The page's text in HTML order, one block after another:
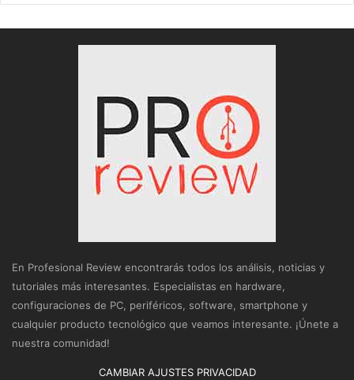
En Profesional Review encontrarás todos los análisis, noticias y
tutoriales más interesantes. Especialistas en hardware,
configuraciones de PC, periféricos, software, smartphone y
cualquier producto tecnológico que veamos interesante. ¡Únete a
nuestra comunidad!
CAMBIAR AJUSTES PRIVACIDAD